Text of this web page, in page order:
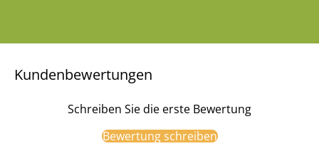
Kundenbewertungen
Schreiben Sie die erste Bewertung
Bewertung schreiben